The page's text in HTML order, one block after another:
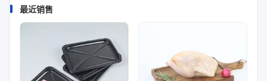
最近销售